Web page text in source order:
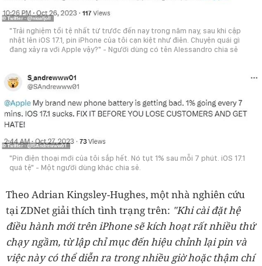
"Trải nghiệm tồi tệ nhất từ trước đến nay trong năm nay, sau khi cập
nhật lên iOS 17.1, pin iPhone của tôi cạn kiệt như điên. Chuyện quái gì
đang xảy ra với Apple vậy?" - Người dùng có tên Alessandro chia sẻ
"Pin điện thoại mới của tôi sắp hết. Nó tụt 1% sau mỗi 7 phút. iOS 17.1
quá tệ" - Một người dùng khác chia sẻ.
Theo Adrian Kingsley-Hughes, một nhà nghiên cứu
tại ZDNet giải thích tình trạng trên: "Khi cài đặt hệ
điều hành mới trên iPhone sẽ kích hoạt rất nhiều thứ
chạy ngầm, từ lập chỉ mục đến hiệu chỉnh lại pin và
việc này có thể diễn ra trong nhiều giờ hoặc thậm chí